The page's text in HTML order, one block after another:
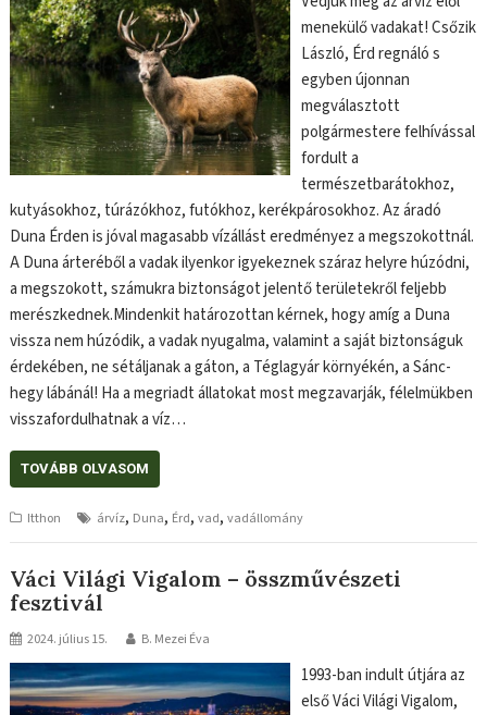
menekülő vadakat! Csőzik
László, Érd regnáló s
egyben újonnan
megválasztott
polgármestere felhívással
fordult a
természetbarátokhoz,
kutyásokhoz, túrázókhoz, futókhoz, kerékpárosokhoz. Az áradó
Duna Érden is jóval magasabb vízállást eredményez a megszokottnál.
A Duna árteréből a vadak ilyenkor igyekeznek száraz helyre húzódni,
a megszokott, számukra biztonságot jelentő területekről feljebb
merészkednek.Mindenkit határozottan kérnek, hogy amíg a Duna
vissza nem húzódik, a vadak nyugalma, valamint a saját biztonságuk
érdekében, ne sétáljanak a gáton, a Téglagyár környékén, a Sánc-
hegy lábánál! Ha a megriadt állatokat most megzavarják, félelmükben
visszafordulhatnak a víz…
TOVÁBB OLVASOM
Itthon árvíz, Duna, Érd,vad,vadállomány
Váci Világi Vigalom – összművészeti
fesztivál
2024. július 15. B. Mezei Éva
1993-ban indult útjára az
első Váci Világi Vigalom,